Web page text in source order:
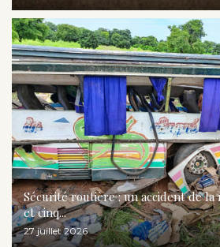
Sécurité routière : un accident de
et cinq...
27 juillet 2026